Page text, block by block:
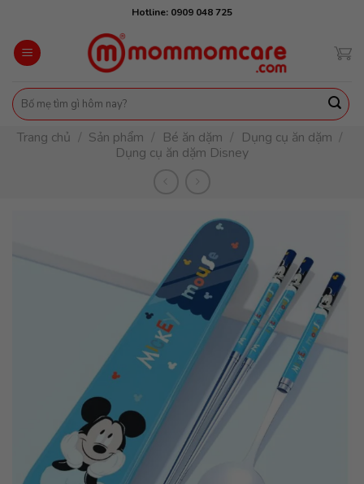
content
Hotline: 0909 048 725
Tìm
kiếm:
Trang chủ / Sản phẩm / Bé ăn dặm / Dụng cụ ăn dặm /
Dụng cụ ăn dặm Disney